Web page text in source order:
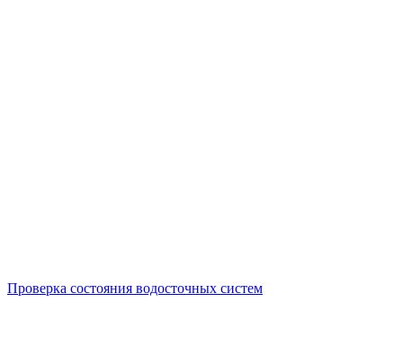
Проверка состояния водосточных систем